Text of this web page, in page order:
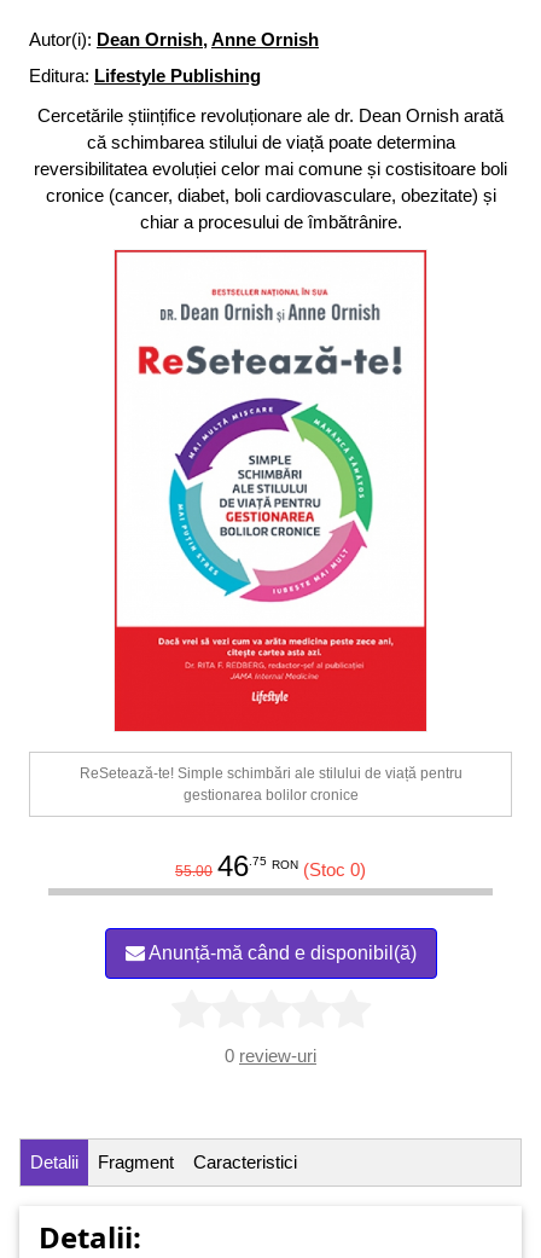
Autor(i): Dean Ornish,Anne Ornish
Editura: Lifestyle Publishing
Cercetările științifice revoluționare ale dr. Dean Ornish arată
că schimbarea stilului de viață poate determina
reversibilitatea evoluției celor mai comune și costisitoare boli
cronice (cancer, diabet, boli cardiovasculare, obezitate) și
chiar a procesului de îmbătrânire.
ReSetează-te! Simple schimbări ale stilului de viață pentru
gestionarea bolilor cronice
55.00 46.75 RON (Stoc 0)
Anunță-mă când e disponibil(ă)
0 review-uri
Detalii Fragment Caracteristici
Detalii: